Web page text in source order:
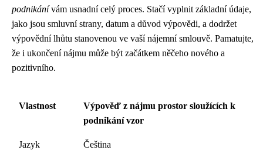
podnikánívám usnadní celý proces. Stačí vyplnit základní údaje,
jako jsou smluvní strany, datum a důvod výpovědi, a dodržet
výpovědní lhůtu stanovenou ve vaší nájemní smlouvě. Pamatujte,
že i ukončení nájmu může být začátkem něčeho nového a
pozitivního.
Vlastnost
Výpověď z nájmu prostor sloužících k
podnikání vzor
Jazyk
Čeština